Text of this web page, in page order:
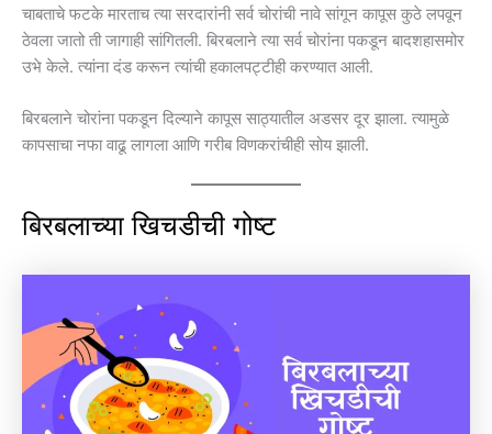
चाबताचे फटके मारताच त्या सरदारांनी सर्व चोरांची नावे सांगून कापूस कुठे लपवून
ठेवला जातो ती जागाही सांगितली. बिरबलाने त्या सर्व चोरांना पकडून बादशहासमोर
उभे केले. त्यांना दंड करून त्यांची हकालपट्टीही करण्यात आली.
बिरबलाने चोरांना पकडून दिल्याने कापूस साठ्यातील अडसर दूर झाला. त्यामुळे
कापसाचा नफा वाढू लागला आणि गरीब विणकरांचीही सोय झाली.
बिरबलाच्या खिचडीची गोष्ट